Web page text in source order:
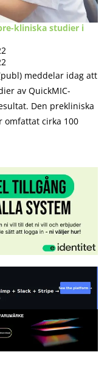
kliniska studier i
meddelar idag att
av QuickMIC-
Den prekliniska
omfattat cirka 100